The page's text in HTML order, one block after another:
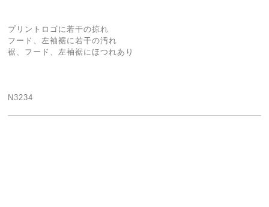
プリントロゴに若干の掠れ
フード、左袖裾に若干の汚れ
裾、フード、左袖裾にほつれあり
N3234